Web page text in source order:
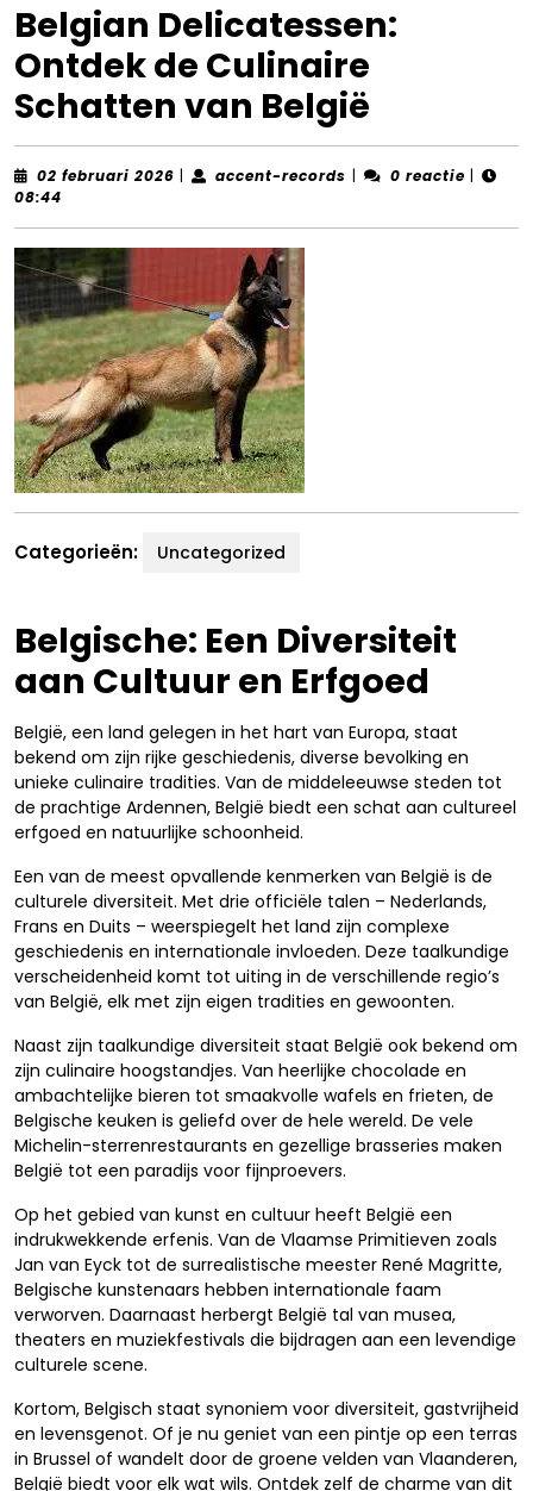
Belgian Delicatessen:
Ontdek de Culinaire
Schatten van België
02 februari 2026 02
| accent-records accent-
| 0 reactie |
08:44
Categorieën: Uncategorized
Belgische: Een Diversiteit
aan Cultuur en Erfgoed
België, een land gelegen in het hart van Europa, staat
bekend om zijn rijke geschiedenis, diverse bevolking en
unieke culinaire tradities. Van de middeleeuwse steden tot
de prachtige Ardennen, België biedt een schat aan cultureel
erfgoed en natuurlijke schoonheid.
Een van de meest opvallende kenmerken van België is de
culturele diversiteit. Met drie officiële talen – Nederlands,
Frans en Duits – weerspiegelt het land zijn complexe
geschiedenis en internationale invloeden. Deze taalkundige
verscheidenheid komt tot uiting in de verschillende regio’s
van België, elk met zijn eigen tradities en gewoonten.
Naast zijn taalkundige diversiteit staat België ook bekend om
zijn culinaire hoogstandjes. Van heerlijke chocolade en
ambachtelijke bieren tot smaakvolle wafels en frieten, de
Belgische keuken is geliefd over de hele wereld. De vele
Michelin-sterrenrestaurants en gezellige brasseries maken
België tot een paradijs voor fijnproevers.
Op het gebied van kunst en cultuur heeft België een
indrukwekkende erfenis. Van de Vlaamse Primitieven zoals
Jan van Eyck tot de surrealistische meester René Magritte,
Belgische kunstenaars hebben internationale faam
verworven. Daarnaast herbergt België tal van musea,
theaters en muziekfestivals die bijdragen aan een levendige
culturele scene.
Kortom, Belgisch staat synoniem voor diversiteit, gastvrijheid
en levensgenot. Of je nu geniet van een pintje op een terras
in Brussel of wandelt door de groene velden van Vlaanderen,
België biedt voor elk wat wils. Ontdek zelf de charme van dit